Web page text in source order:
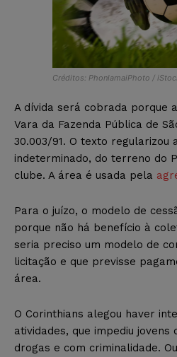
Créditos: PhonlamaiPhoto /
A dívida será cobrada porque
Vara da Fazenda Pública de
30.003/91. O texto regularizou
indeterminado, do terreno do
clube. A área é usada pela
Para o juízo, o modelo de
porque não há benefício à
seria preciso um modelo de
licitação e que previsse
área.
O Corinthians alegou haver
atividades, que impediu
drogas e com criminalidade.